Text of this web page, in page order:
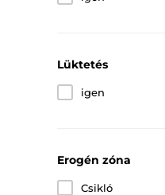
Lüktetés
igen
Erogén zóna
Csikló